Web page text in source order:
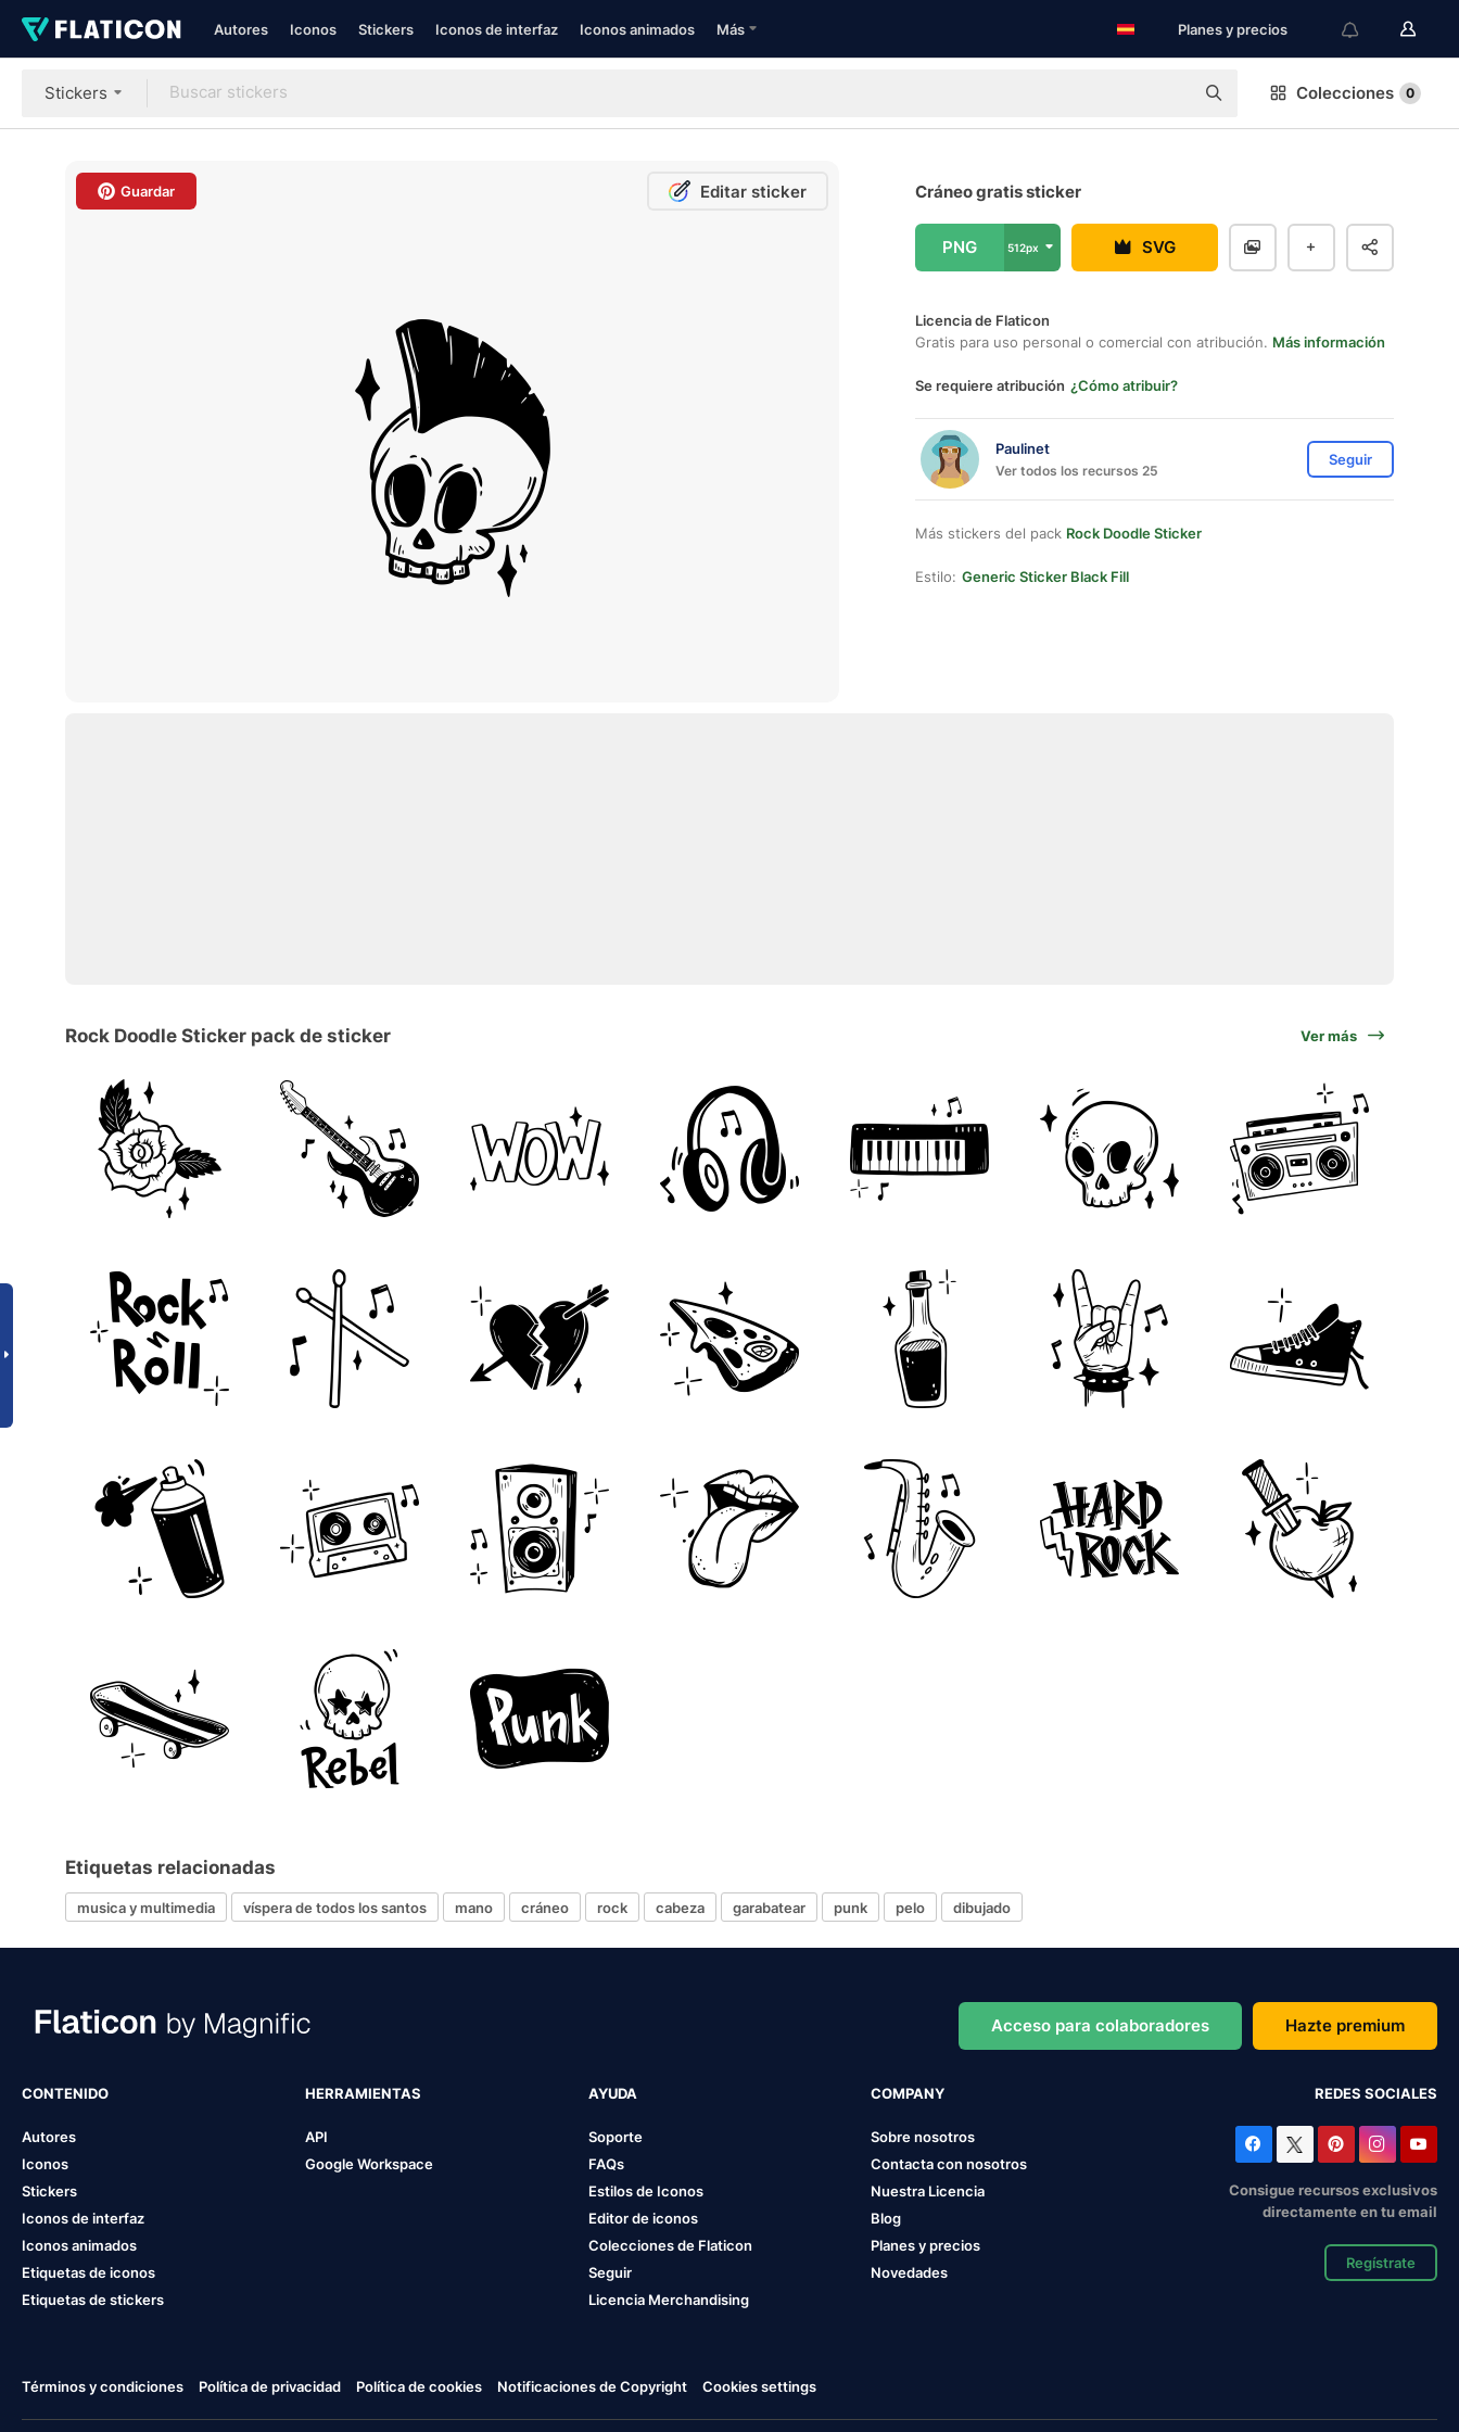
Autores Iconos Stickers Iconos de interfaz Iconos animados Más Planes y precios
Stickers Colecciones 0
Guardar Editar sticker Cráneo gratis sticker
PNG 512px SVG
Licencia de Flaticon
Gratis para uso personal o comercial con atribución. Más información
Se requiere atribución ¿Cómo atribuir?
Paulinet
Ver todos los recursos 25
Seguir
Más stickers del pack Rock Doodle Sticker
Estilo: Generic Sticker Black Fill
Rock Doodle Sticker pack de sticker Ver más
Etiquetas relacionadas
musica y multimedia víspera de todos los santos mano cráneo rock cabeza garabatear punk pelo dibujado
Acceso para colaboradores Hazte premium
CONTENIDO
Autores
Iconos
Stickers
Iconos de interfaz
Iconos animados
Etiquetas de iconos
Etiquetas de stickers
HERRAMIENTAS
API
Google Workspace
AYUDA
Soporte
FAQs
Estilos de Iconos
Editor de iconos
Colecciones de Flaticon
Seguir
Licencia Merchandising
COMPANY
Sobre nosotros
Contacta con nosotros
Nuestra Licencia
Blog
Planes y precios
Novedades
REDES SOCIALES
Consigue recursos exclusivos
directamente en tu email
Regístrate
Términos y condiciones Política de privacidad Política de cookies Notificaciones de Copyright Cookies settings